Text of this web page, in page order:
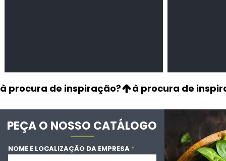
à procura de inspiração?
PEÇA O NOSSO CATÁLOGO
NOME E LOCALIZAÇÃO DA EMPRESA